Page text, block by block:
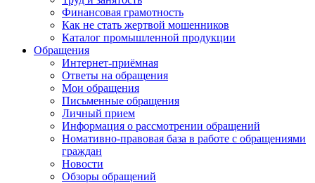
Финансовая грамотность
Как не стать жертвой мошенников
Каталог промышленной продукции
Обращения
Интернет-приёмная
Ответы на обращения
Мои обращения
Письменные обращения
Личный прием
Информация о рассмотрении обращений
Номативно-правовая база в работе с обращениями
граждан
Новости
Обзоры обращений